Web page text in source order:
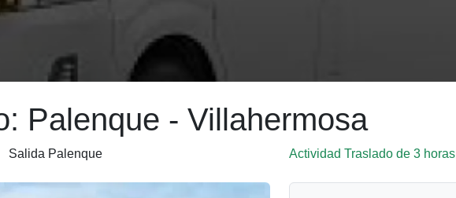
Palenque - Villahermosa
Salida Palenque Actividad Traslado de 3 horas